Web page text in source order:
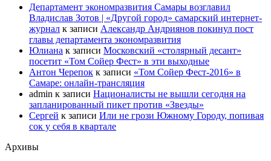
Департамент экономразвития Самары возглавил
Владислав Зотов | «Другой город» самарский интернет-
журнал к записи Александр Андриянов покинул пост
главы департамента экономразвития
Юлиана к записи Московский «столярный десант»
посетит «Том Сойер Фест» в эти выходные
Антон Черепок к записи «Том Сойер Фест-2016» в
Самаре: онлайн-трансляция
admin к записи Националисты не вышли сегодня на
запланированный пикет против «Звезды»
Сергей к записи Или не грози Южному Городу, попивая
сок у себя в квартале
Архивы